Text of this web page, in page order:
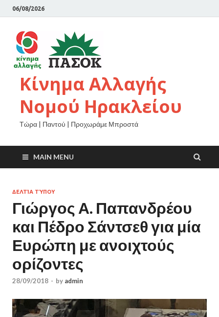
06/08/2026
Κίνημα Αλλαγής
Νομού Ηρακλείου
Τώρα | Παντού | Προχωράμε Μπροστά
MAIN MENU
ΔΕΛΤΊΑ ΤΎΠΟΥ
Γιώργος Α. Παπανδρέου
και Πέδρο Σάντσεθ για μία
Ευρώπη με ανοιχτούς
ορίζοντες
28/09/2018 - by admin